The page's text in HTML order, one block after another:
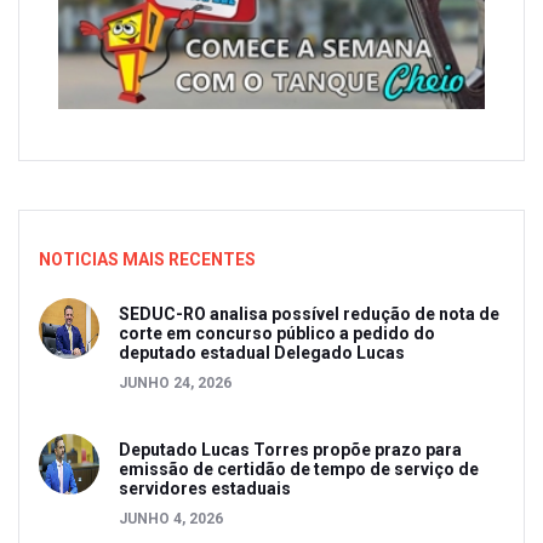
NOTICIAS MAIS RECENTES
SEDUC-RO analisa possível redução de nota de
corte em concurso público a pedido do
deputado estadual Delegado Lucas
JUNHO 24, 2026
Deputado Lucas Torres propõe prazo para
emissão de certidão de tempo de serviço de
servidores estaduais
JUNHO 4, 2026